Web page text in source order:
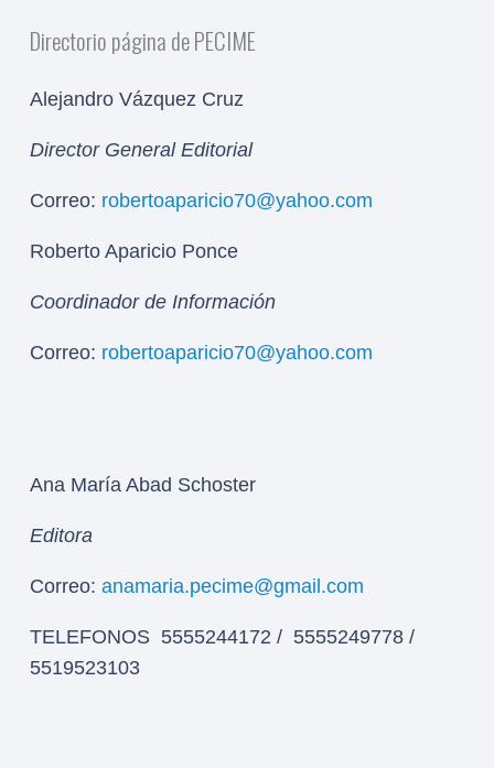
Directorio página de PECIME
Alejandro Vázquez Cruz
Director General Editorial
Correo: robertoaparicio70@yahoo.com
Roberto Aparicio Ponce
Coordinador de Información
Correo: robertoaparicio70@yahoo.com
Ana María Abad Schoster
Editora
Correo: anamaria.pecime@gmail.com
TELEFONOS 5555244172 / 5555249778 /
5519523103